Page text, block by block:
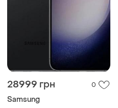
28999 грн 0
Samsung